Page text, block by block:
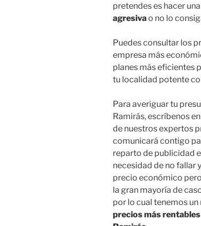
pretendes es hacer
agresivao no lo
Puedes consultar los
empresa más
planes más eficientes
tu localidad potente
Para averiguar tu
Ramirás, escríbenos
de nuestros expertos
comunicará contigo
reparto de publicidad
necesidad de no fallar
precio económico
la gran mayoría de
por lo cual tenemos
precios más